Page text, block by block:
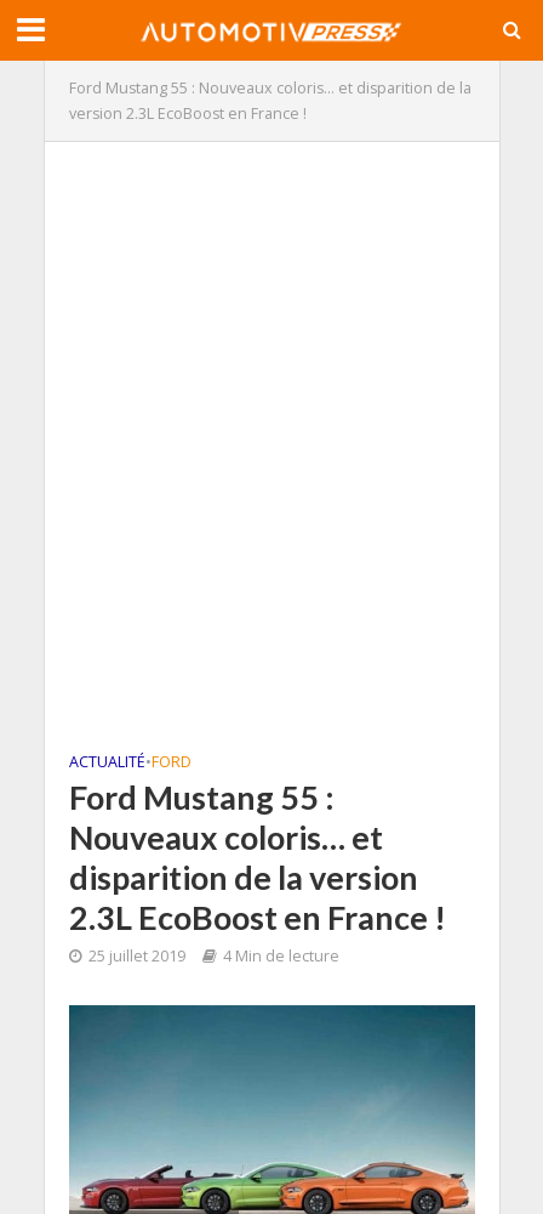
Ford Mustang 55 : Nouveaux coloris… et disparition de la
version 2.3L EcoBoost en France !
ACTUALITÉ•FORD
Ford Mustang 55 :
Nouveaux coloris… et
disparition de la version
2.3L EcoBoost en France !
25 juillet 2019 4 Min de lecture